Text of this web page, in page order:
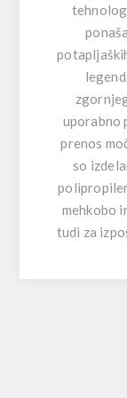
uporabno
prenos
so
mehkobo
tudi za